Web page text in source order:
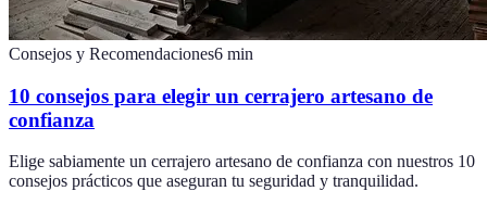
Consejos y Recomendaciones6 min
10 consejos para elegir un cerrajero artesano de
confianza
Elige sabiamente un cerrajero artesano de confianza con nuestros 10
consejos prácticos que aseguran tu seguridad y tranquilidad.